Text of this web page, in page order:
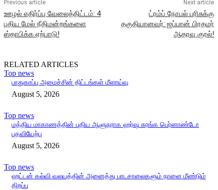
Previous article
ஊழல் எதிர்ப்பு வேலைத்திட்டம்: 4
புதிய மேல் நீதிமன்றங்களை
ஸ்தாபிக்க ஏற்பாடு!
Next article
ட்ரம்ப் நோபல் பரிசுக்கு
தகுதியானவர்: ஜப்பான் பிரதமர்
ஆதரவு குரல்!
RELATED ARTICLES
Top news
பாதுகாப்பு அமைச்சின் திட்டங்கள் மீளாய்வு
August 5, 2026
Top news
மத்திய மாகாணத்தின் புதிய ஆளுநராக ஹர்ஷ சுரங்க பெர்னாண்டோ
பதவியேற்பு
August 5, 2026
Top news
ஹட்டன் கல்வி வலயத்தின் அனைத்து பாடசாலைகளும் நாளை மீண்டும்
திறப்பு